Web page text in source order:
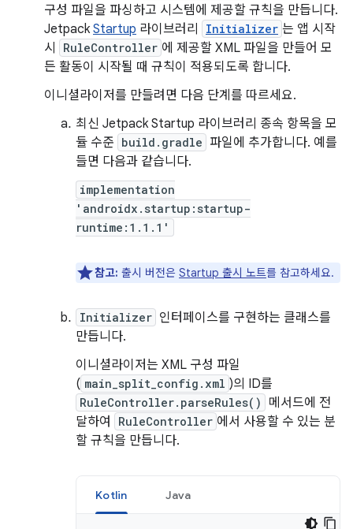
구성 파일을 파싱하고 시스템에 제공할 규칙을 만듭니다.
Jetpack Startup 라이브러리 Initializer 는 앱 시작
시
RuleController 에 제공할 XML 파일을 만들어 모
든 활동이 시작될 때 규칙이 적용되도록 합니다.
이니셜라이저를 만들려면 다음 단계를 따르세요.
최신 Jetpack Startup 라이브러리 종속 항목을 모
듈 수준 build.gradle 파일에 추가합니다. 예를
들면 다음과 같습니다.
implementation
'androidx.startup:startup-
runtime:1.1.1'
참고: 출시 버전은 Startup 출시 노트를 참고하세요.
Initializer 인터페이스를 구현하는 클래스를
만듭니다.
이니셜라이저는 XML 구성 파일
( main_split_config.xml )의 ID를
RuleController.parseRules()
메서드에 전
달하여
RuleController 에서 사용할 수 있는 분
할 규칙을 만듭니다.
Kotlin Java